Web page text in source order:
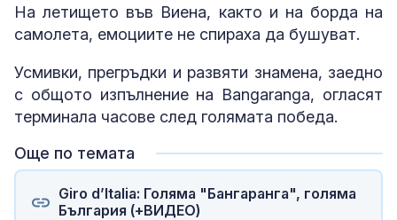
На летището във Виена, както и на борда на
самолета, емоциите не спираха да бушуват.
Усмивки, прегръдки и развяти знамена, заедно
с общото изпълнение на Bangaranga, огласят
терминала часове след голямата победа.
Още по темата
Giro d’Italia: Голяма "Бангаранга", голяма
България (+ВИДЕО)